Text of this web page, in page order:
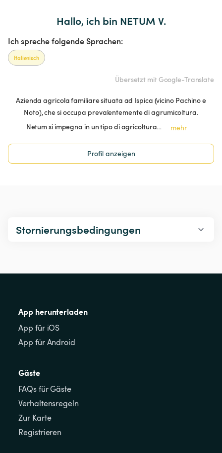
Hallo, ich bin NETUM V.
Ich spreche folgende Sprachen:
Italienisch
Übersetzt mit Google-Translate
Azienda agricola familiare situata ad Ispica (vicino Pachino e
Noto), che si occupa prevalentemente di agrumicoltura.
Netum si impegna in un tipo di agricoltura…
mehr
Profil anzeigen
Stornierungsbedingungen
App herunterladen
App für iOS
App für Android
Gäste
FAQs für Gäste
Verhaltensregeln
Zur Karte
Registrieren